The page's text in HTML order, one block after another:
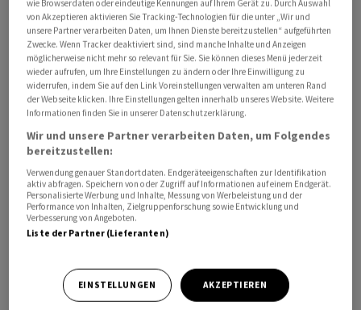
Kreditpolitik der Zentralbank für den Absturz
verantwortlich. Sorgen bereite vor allem die Zunahme
von Verbraucherkrediten, schrieb der ehemalige
Wirtschaftsminister in einem Beitrag für Tass. Die
Zentralbank habe aber alle Mittel, "um die Situation in
nächster Zeit zu normalisieren".
Nach dem von Putin befohlenen Angriff auf die Ukraine
war der Rubelkurs im Februar und März 2022 noch
schwächer gewesen. Dann gelang es Zentralbankchefin
Elwira Nabiullina, die eigentlich zurücktreten wollte,
die Währung zu stabilisieren. Sie führte unter anderem
Talfahrt begann mit der Meuterei der Privatarmee
Wagner und ihres Chefs Jewgeni Prigoschin im Juni;
wie Browserdaten oder eindeutige Kennungen auf Ihrem Gerät zu. Durch Auswahl
von Akzeptieren aktivieren Sie Tracking-Technologien für die unter „Wir und
unsere Partner verarbeiten Daten, um Ihnen Dienste bereitzustellen“ aufgeführten
Zwecke. Wenn Tracker deaktiviert sind, sind manche Inhalte und Anzeigen
möglicherweise nicht mehr so relevant für Sie. Sie können dieses Menü jederzeit
wieder aufrufen, um Ihre Einstellungen zu ändern oder Ihre Einwilligung zu
widerrufen, indem Sie auf den Link Voreinstellungen verwalten am unteren Rand
der Webseite klicken. Ihre Einstellungen gelten innerhalb unseres Website. Weitere
Informationen finden Sie in unserer Datenschutzerklärung.
Wir und unsere Partner verarbeiten Daten, um Folgendes
bereitzustellen:
Verwendung genauer Standortdaten. Endgeräteeigenschaften zur Identifikation
aktiv abfragen. Speichern von oder Zugriff auf Informationen auf einem Endgerät.
Personalisierte Werbung und Inhalte, Messung von Werbeleistung und der
Performance von Inhalten, Zielgruppenforschung sowie Entwicklung und
Verbesserung von Angeboten.
Liste der Partner (Lieferanten)
EINSTELLUNGEN AKZEPTIEREN